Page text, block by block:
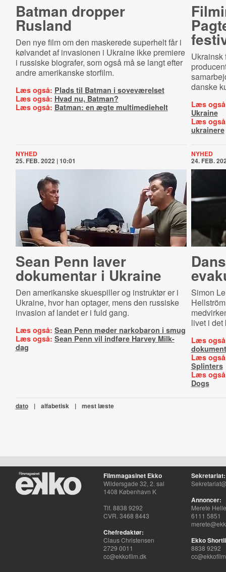
Batman dropper
Rusland
Den nye film om den maskerede superhelt får i
kølvandet af invasionen i Ukraine ikke premiere
i russiske biografer, som også må se langt efter
andre amerikanske storfilm.
Læs også: Plads til Batman i soveværelset
Læs også: Hvad nu, Batman?
Læs også: Batman: en ægte multimediehelt
Ukrainsk
danske
Læs
Ukraine
Læs
ukrainere
NYHED
25. FEB. 2022 | 10:01
Sean Penn laver
dokumentar i Ukraine
Den amerikanske skuespiller og instruktør er i
Ukraine, hvor han optager, mens den russiske
invasion af landet er i fuld gang.
Læs også: Sean Penn møder narkobaron i smug
Læs også: Sean Penn vil indføre Harvey Milk-
dag
NYHED
24. FEB.
Simon
livet i
Læs
Læs
Splinters
Læs
Dogs
dato | alfabetisk | mest læste
Filmmagasinet Ekko
Wildersgade 32, 2. sal
1408 København K
Tlf. 8838 9292
CVR. 3468 8443
Chefredaktør:
Claus Christensen
2729 0011
cc@ekkofilm.dk
Sekretariat:
Annoncer:
Merete
6111 5851
Ekko
8838 9292